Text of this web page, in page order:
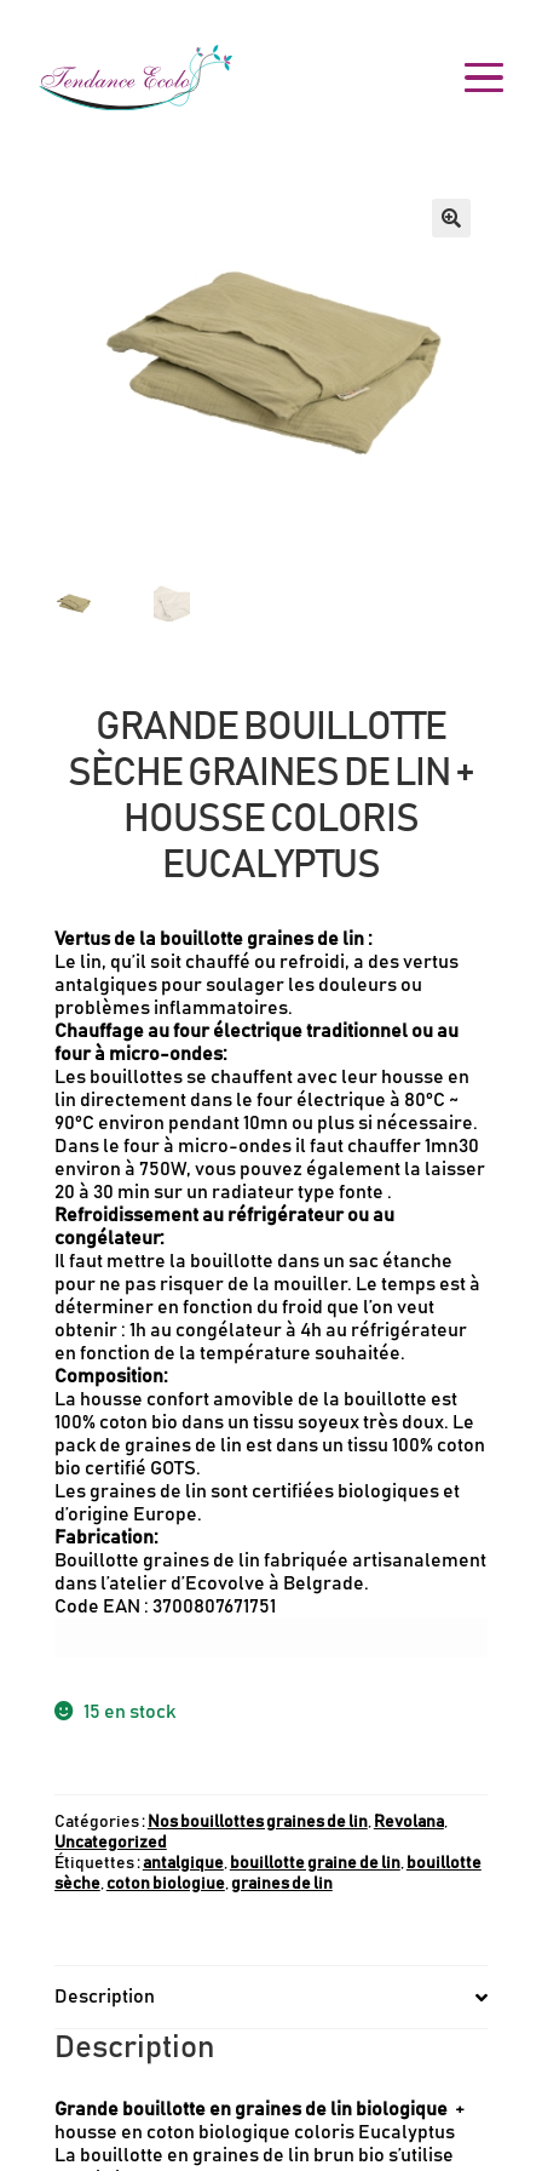
GRANDE BOUILLOTTE
SÈCHE GRAINES DE LIN +
HOUSSE COLORIS
EUCALYPTUS
Vertus de la bouillotte graines de lin :
Le lin, qu’il soit chauffé ou refroidi, a des vertus
antalgiques pour soulager les douleurs ou
problèmes inflammatoires.
Chauffage au four électrique traditionnel ou au
four à micro-ondes:
Les bouillottes se chauffent avec leur housse en
lin directement dans le four électrique à 80°C ~
90°C environ pendant 10mn ou plus si nécessaire.
Dans le four à micro-ondes il faut chauffer 1mn30
environ à 750W, vous pouvez également la laisser
20 à 30 min sur un radiateur type fonte .
Refroidissement au réfrigérateur ou au
congélateur:
Il faut mettre la bouillotte dans un sac étanche
pour ne pas risquer de la mouiller. Le temps est à
déterminer en fonction du froid que l’on veut
obtenir : 1h au congélateur à 4h au réfrigérateur
en fonction de la température souhaitée.
Composition:
La housse confort amovible de la bouillotte est
100% coton bio dans un tissu soyeux très doux. Le
pack de graines de lin est dans un tissu 100% coton
bio certifié GOTS.
Les graines de lin sont certifiées biologiques et
d’origine Europe.
Fabrication:
Bouillotte graines de lin fabriquée artisanalement
dans l’atelier d’Ecovolve à Belgrade.
Code EAN : 3700807671751
15 en stock
Catégories : Nos bouillottes graines de lin, Revolana,
Uncategorized
Étiquettes :antalgique, bouillotte graine de lin, bouillotte
sèche,coton biologiue,graines de lin
Description
Description
Grande bouillotte en graines de lin biologique+
housse en coton biologique coloris Eucalyptus
La bouillotte en graines de lin brun bio s’utilise